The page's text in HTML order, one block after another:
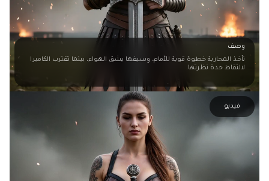
وصف
تأخذ المحاربة خطوة قوية للأمام، وسيفها يشق الهواء، بينما تقترب الكاميرا
لالتقاط حدة نظرتها.
فيديو